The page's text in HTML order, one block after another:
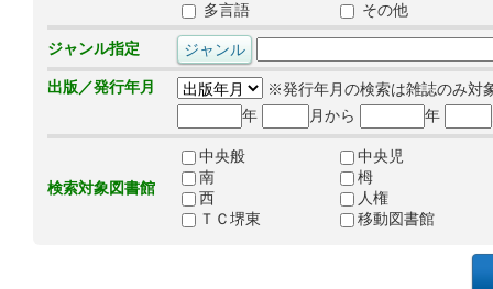
多言語
その他
ジャンル指定
出版／発行年月
※発行年月の検索は雑誌のみ対
年
月から 年
検索対象図書館
中央般
中央児
南
栂
西
人権
ＴＣ堺東
移動図書館